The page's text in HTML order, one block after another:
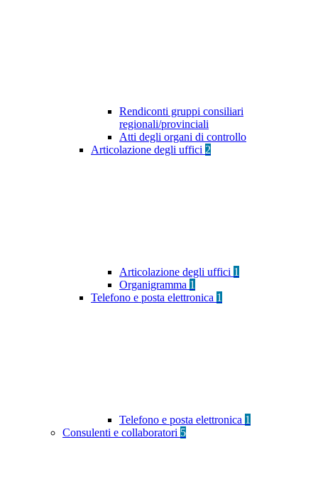
Rendiconti gruppi consiliari
regionali/provinciali
Atti degli organi di controllo
Articolazione degli uffici 2
Articolazione degli uffici 1
Organigramma 1
Telefono e posta elettronica 1
Telefono e posta elettronica 1
Consulenti e collaboratori 5